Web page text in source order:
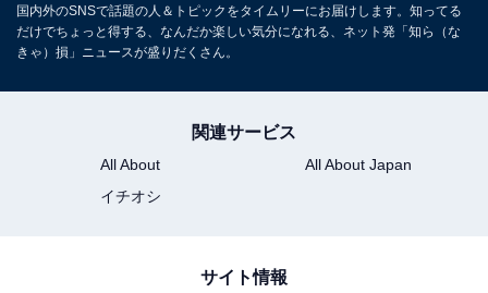
国内外のSNSで話題の人＆トピックをタイムリーにお届けします。知ってる
だけでちょっと得する、なんだか楽しい気分になれる、ネット発「知ら（な
きゃ）損」ニュースが盛りだくさん。
関連サービス
All About
All About Japan
イチオシ
サイト情報